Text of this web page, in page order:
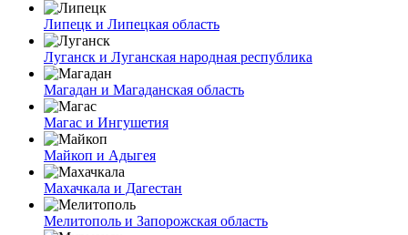
Липецк и Липецкая область
Луганск и Луганская народная республика
Магадан и Магаданская область
Магас и Ингушетия
Майкоп и Адыгея
Махачкала и Дагестан
Мелитополь и Запорожская область